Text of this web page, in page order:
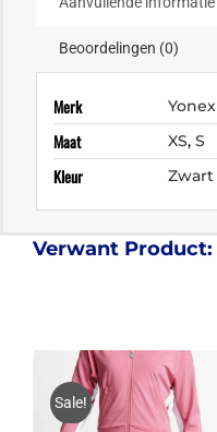
Beoordelingen (0)
Merk Yonex
Maat XS,S
Kleur Zwart
Verwant Product:
Sale!